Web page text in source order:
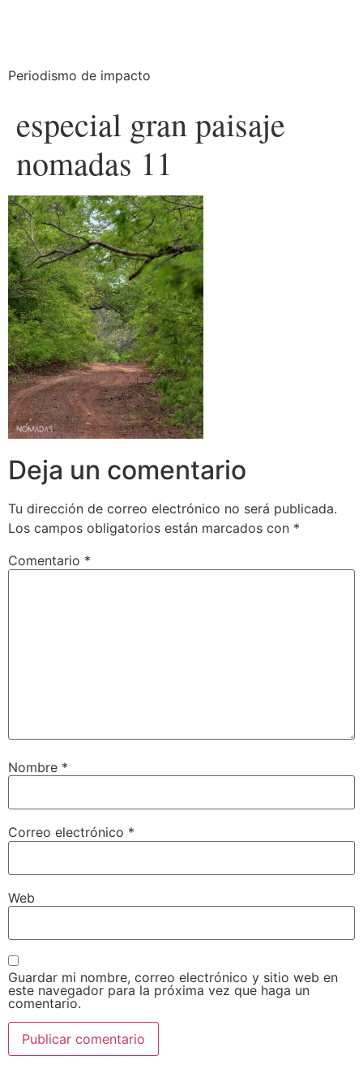
Periodismo de impacto
especial gran paisaje
nomadas 11
Deja un comentario
Tu dirección de correo electrónico no será publicada.
Los campos obligatorios están marcados con *
Comentario *
Nombre *
Correo electrónico *
Web
Guardar mi nombre, correo electrónico y sitio web en
este navegador para la próxima vez que haga un
comentario.